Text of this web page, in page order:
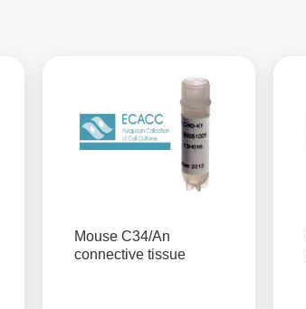
Mouse C34/An
connective tissue